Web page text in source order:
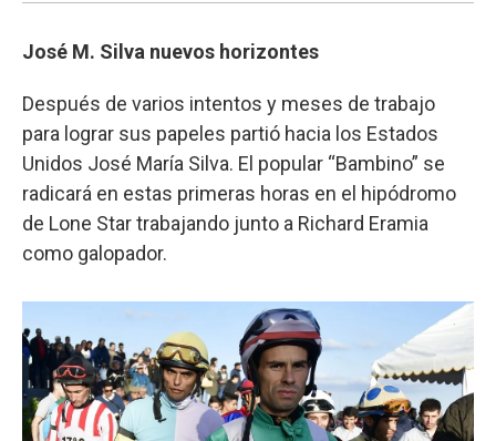
José M. Silva nuevos horizontes
Después de varios intentos y meses de trabajo
para lograr sus papeles partió hacia los Estados
Unidos José María Silva. El popular “Bambino” se
radicará en estas primeras horas en el hipódromo
de Lone Star trabajando junto a Richard Eramia
como galopador.